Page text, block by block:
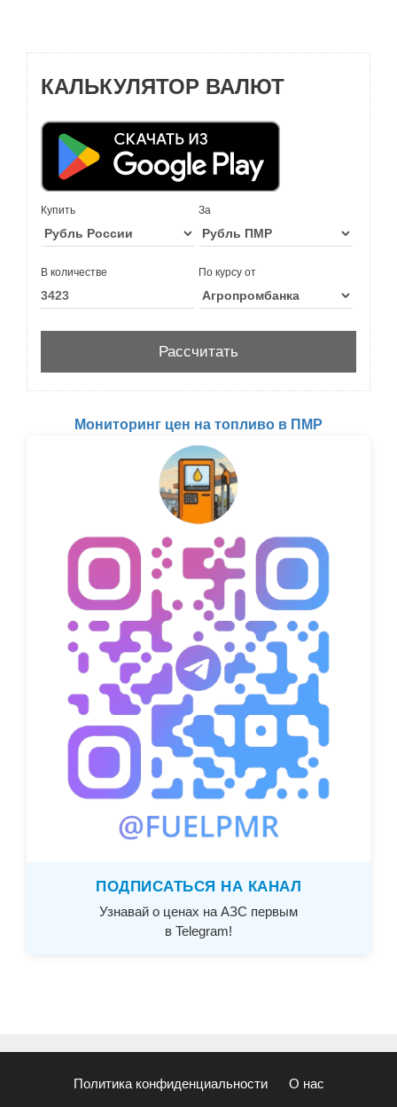
КАЛЬКУЛЯТОР ВАЛЮТ
Купить За
В количестве По курсу от
Мониторинг цен на топливо в ПМР
ПОДПИСАТЬСЯ НА КАНАЛ
Узнавай о ценах на АЗС первым
в Telegram!
Политика конфиденциальности О нас